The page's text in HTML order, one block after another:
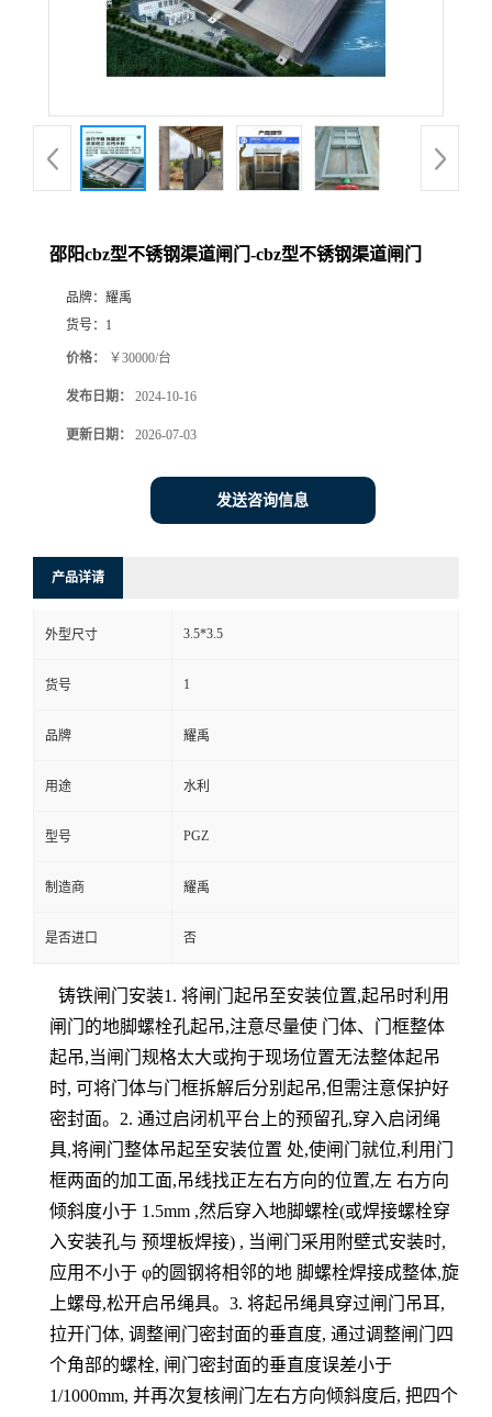
邵阳cbz型不锈钢渠道闸门-cbz型不锈钢渠道闸门
品牌： 耀禹
货号： 1
价格： ￥30000/台
发布日期： 2024-10-16
更新日期： 2026-07-03
发送咨询信息
产品详请
外型尺寸 3.5*3.5
货号 1
品牌 耀禹
用途 水利
型号 PGZ
制造商 耀禹
是否进口 否
铸铁闸门安装1. 将闸门起吊至安装位置,起吊时利用
闸门的地脚螺栓孔起吊,注意尽量使 门体、门框整体
起吊,当闸门规格太大或拘于现场位置无法整体起吊
时, 可将门体与门框拆解后分别起吊,但需注意保护好
密封面。2. 通过启闭机平台上的预留孔,穿入启闭绳
具,将闸门整体吊起至安装位置 处,使闸门就位,利用门
框两面的加工面,吊线找正左右方向的位置,左 右方向
倾斜度小于 1.5mm ,然后穿入地脚螺栓(或焊接螺栓穿
入安装孔与 预埋板焊接) , 当闸门采用附壁式安装时,
应用不小于 φ的圆钢将相邻的地 脚螺栓焊接成整体,旋
上螺母,松开启吊绳具。3. 将起吊绳具穿过闸门吊耳,
拉开门体, 调整闸门密封面的垂直度, 通过调整闸门四
个角部的螺栓, 闸门密封面的垂直度误差小于
1/1000mm, 并再次复核闸门左右方向倾斜度后, 把四个